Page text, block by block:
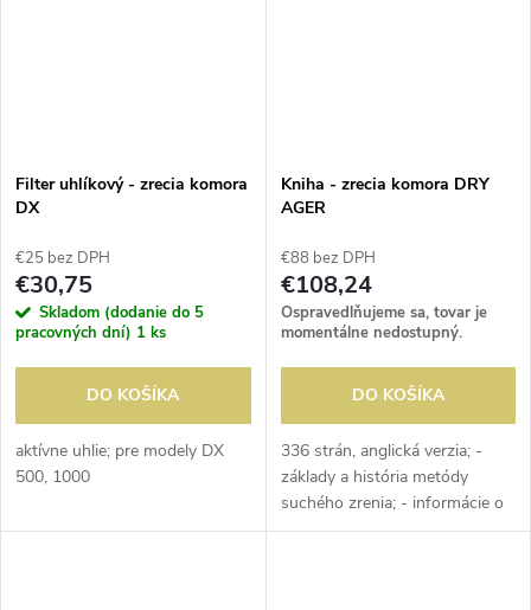
Filter uhlíkový - zrecia komora
DX
€25 bez DPH
€30,75
Skladom (dodanie do 5
pracovných dní) 1 ks
DO KOŠÍKA
aktívne uhlie; pre modely DX
500, 1000
Kniha - zrecia komora DRY
AGER
€88 bez DPH
€108,24
Ospravedlňujeme sa, tovar je
momentálne nedostupný.
DO KOŠÍKA
336 strán, anglická verzia; -
základy a história metódy
suchého zrenia; - informácie o
produkte; - tipy na